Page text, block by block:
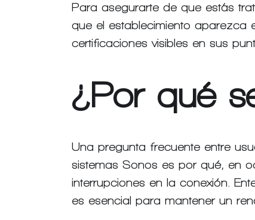
Para asegurarte de que estás
que el establecimiento aparezca
certificaciones visibles en sus
¿Por qué
Una pregunta frecuente entre
sistemas Sonos es por qué, en
interrupciones en la conexión.
es esencial para mantener un